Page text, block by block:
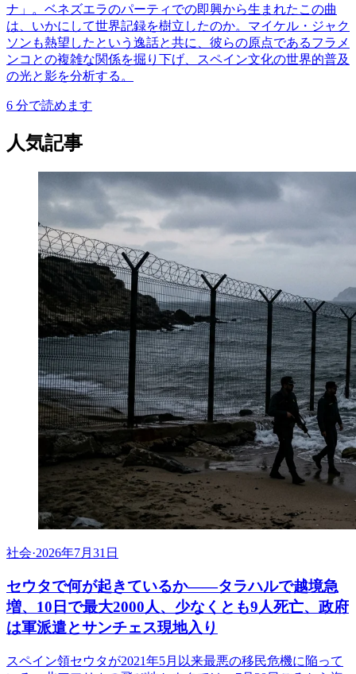
ナ」。ベネズエラのパーティでの即興から生まれたこの曲
は、いかにして世界記録を樹立したのか。マイケル・ジャク
ソンも熱望したという逸話と共に、彼らの原点であるフラメ
ンコとの複雑な関係を掘り下げ、スペイン文化の世界的普及
の光と影を分析する。
6 分で読めます
人気記事
社会·2026年7月31日
セウタで何が起きているか——タラハルで越境急
増、10日で最大2000人、少なくとも9人死亡、政府
は軍派遣とサンチェス現地入り
スペイン領セウタが2021年5月以来最悪の移民危機に陥って